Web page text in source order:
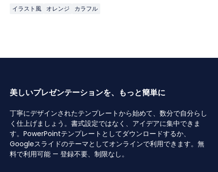
イラスト風 オレンジ カラフル
美しいプレゼンテーションを、もっと簡単に
丁寧にデザインされたテンプレートから始めて、数分で自分らし
く仕上げましょう。書式設定ではなく、アイデアに集中できま
す。PowerPointテンプレートとしてダウンロードするか、
Googleスライドのテーマとしてオンラインで利用できます。無
料で利用可能 — 登録不要、制限なし。